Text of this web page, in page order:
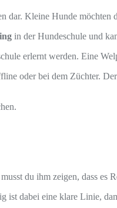
dar. Kleine Hunde
in der Hundeschule und
erlernt werden. Eine
oder bei dem Züchter.
du ihm zeigen, dass
ist dabei eine klare Linie,